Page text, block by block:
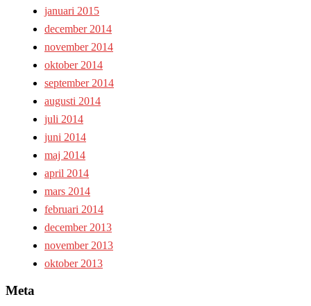
januari 2015
december 2014
november 2014
oktober 2014
september 2014
augusti 2014
juli 2014
juni 2014
maj 2014
april 2014
mars 2014
februari 2014
december 2013
november 2013
oktober 2013
Meta